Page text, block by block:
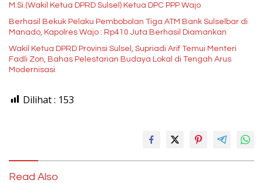
M.Si.(Wakil Ketua DPRD Sulsel) Ketua DPC PPP Wajo
Berhasil Bekuk Pelaku Pembobolan Tiga ATM Bank Sulselbar di
Manado, Kapolres Wajo : Rp410 Juta Berhasil Diamankan
Wakil Ketua DPRD Provinsi Sulsel, Supriadi Arif Temui Menteri
Fadli Zon, Bahas Pelestarian Budaya Lokal di Tengah Arus
Modernisasi
Dilihat : 153
Read Also